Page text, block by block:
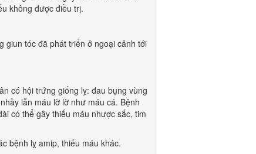
không được điều trị.
giun tóc đã phát triển ở ngoại cảnh tới
có hội trứng giống lỵ: đau bụng vùng
lẫn máu lờ lờ như máu cá. Bệnh
có thể gây thiếu máu nhược sắc, tim
bệnh lỵ amip, thiếu máu khác.